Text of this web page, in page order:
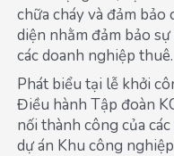
chữa cháy và đảm
diện nhằm đảm bảo
các doanh nghiệp thuê.
Phát biểu tại lễ khởi
Điều hành Tập đoàn
nối thành công của
dự án Khu công